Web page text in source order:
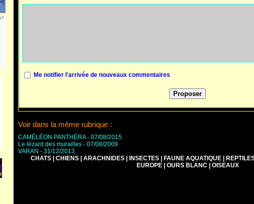
Me notifier l'arrivée de nouveaux commentaires
Voir dans la même rubrique :
CAMÉLÉON PANTHÉRA - 07/08/2015
Le lézard des murailles - 07/08/2009
VARAN - 31/12/2013
CHATS
CHIENS ARACHNIDES INSECTES FAUNE AQUATIQUE
EUROPE
OURS BLANC OISEAUX